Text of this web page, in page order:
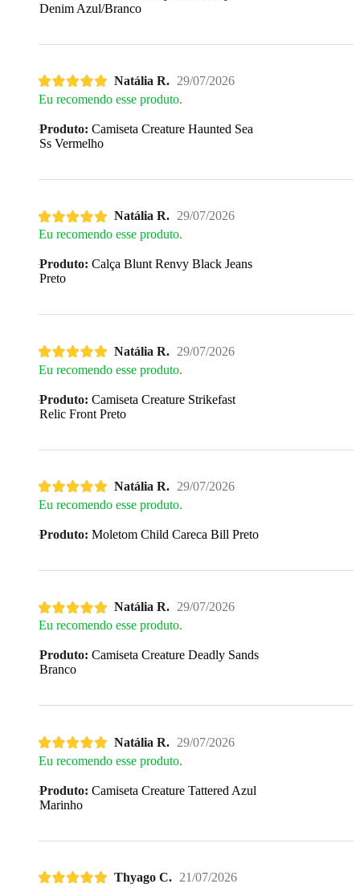
Denim Azul/Branco
Natália R. 29/07/2026
Eu recomendo esse produto.
Produto: Camiseta Creature Haunted Sea
Ss Vermelho
Natália R. 29/07/2026
Eu recomendo esse produto.
Produto: Calça Blunt Renvy Black Jeans
Preto
Natália R. 29/07/2026
Eu recomendo esse produto.
Produto: Camiseta Creature Strikefast
Relic Front Preto
Natália R. 29/07/2026
Eu recomendo esse produto.
Produto: Moletom Child Careca Bill Preto
Natália R. 29/07/2026
Eu recomendo esse produto.
Produto: Camiseta Creature Deadly Sands
Branco
Natália R. 29/07/2026
Eu recomendo esse produto.
Produto: Camiseta Creature Tattered Azul
Marinho
Thyago C. 21/07/2026